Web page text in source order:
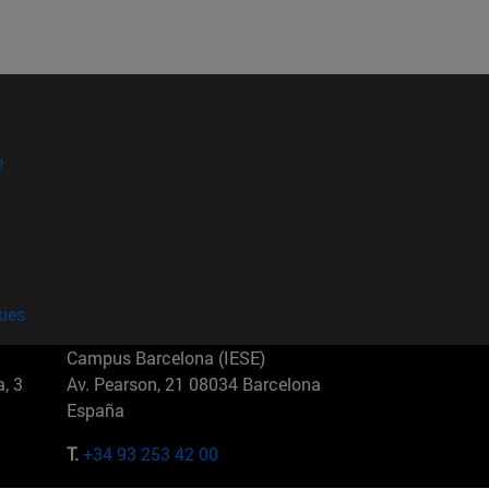
3
Campus Barcelona (IESE)
Av. Pearson, 21 08034 Barcelona
España
T.+34 93 253 42 00